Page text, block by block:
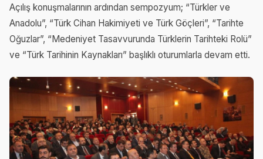
Açılış konuşmalarının ardından sempozyum; “Türkler ve
Anadolu”, “Türk Cihan Hakimiyeti ve Türk Göçleri”, “Tarihte
Oğuzlar”, “Medeniyet Tasavvurunda Türklerin Tarihteki Rolü”
ve “Türk Tarihinin Kaynakları” başlıklı oturumlarla devam etti.